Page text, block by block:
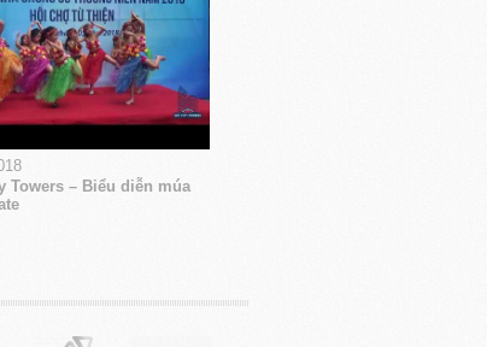
Towers – Biểu diễn múa